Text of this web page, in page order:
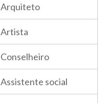
Arquiteto
Artista
Conselheiro
Assistente social